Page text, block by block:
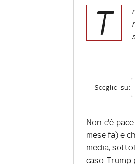
T
Sceglici su:
Non c'è
mese fa) e
media,
caso.